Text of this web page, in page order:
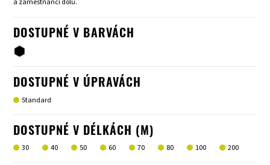
a zaměstnanci dolů.
DOSTUPNÉ V BARVÁCH
DOSTUPNÉ V ÚPRAVÁCH
Standard
DOSTUPNÉ V DÉLKÁCH (M)
30 40 50 60 70 80 100 200